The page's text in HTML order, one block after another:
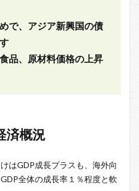
で、アジア新興国の債
品、原材料価格の上昇
済概況
はGDP成長プラスも、海外向
全体の成長率１％程度と軟